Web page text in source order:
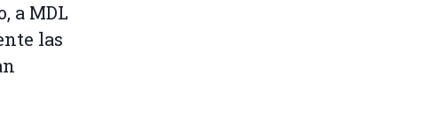
a MDL
las